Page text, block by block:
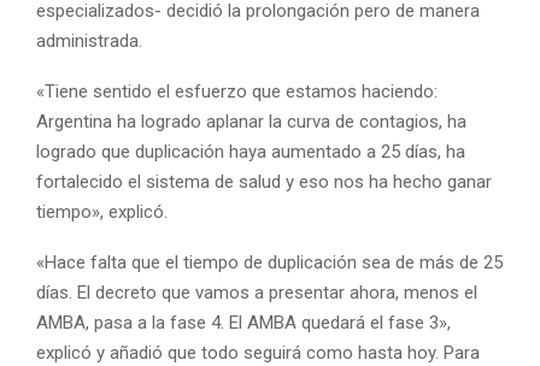
especializados- decidió la prolongación pero de manera
administrada.
«Tiene sentido el esfuerzo que estamos haciendo:
Argentina ha logrado aplanar la curva de contagios, ha
logrado que duplicación haya aumentado a 25 días, ha
fortalecido el sistema de salud y eso nos ha hecho ganar
tiempo», explicó.
«Hace falta que el tiempo de duplicación sea de más de 25
días. El decreto que vamos a presentar ahora, menos el
AMBA, pasa a la fase 4. El AMBA quedará el fase 3»,
explicó y añadió que todo seguirá como hasta hoy. Para